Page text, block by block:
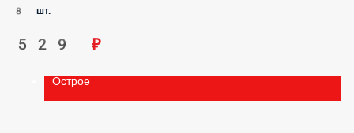
8 шт.
529 ₽
Острое